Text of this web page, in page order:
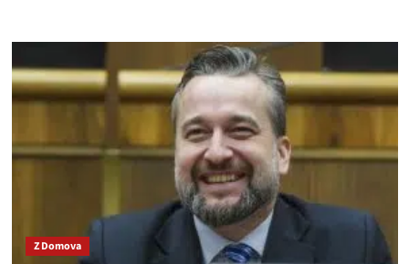
Ukrajina
EÚ
nepatrí,
Zelenskyj
klamár,
Z Domova